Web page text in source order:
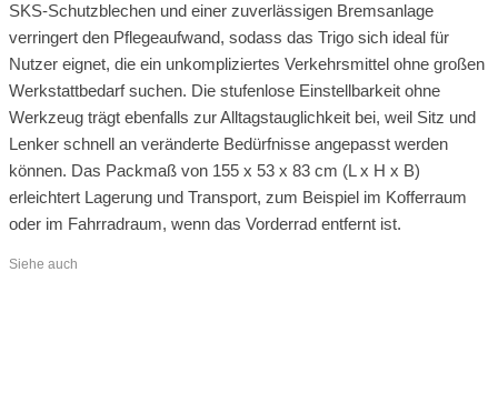
SKS‑Schutzblechen und einer zuverlässigen Bremsanlage
verringert den Pflegeaufwand, sodass das Trigo sich ideal für
Nutzer eignet, die ein unkompliziertes Verkehrsmittel ohne großen
Werkstattbedarf suchen. Die stufenlose Einstellbarkeit ohne
Werkzeug trägt ebenfalls zur Alltagstauglichkeit bei, weil Sitz und
Lenker schnell an veränderte Bedürfnisse angepasst werden
können. Das Packmaß von 155 x 53 x 83 cm (L x H x B)
erleichtert Lagerung und Transport, zum Beispiel im Kofferraum
oder im Fahrradraum, wenn das Vorderrad entfernt ist.
Siehe auch